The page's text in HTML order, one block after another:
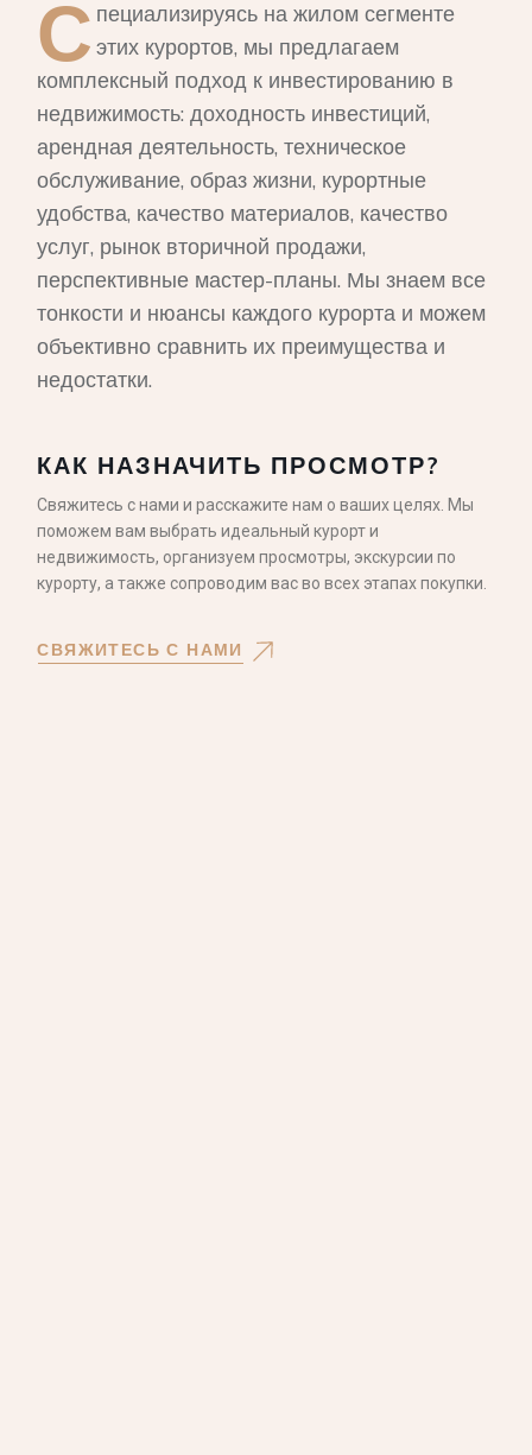
С пециализируясь на жилом сегменте
этих курортов, мы предлагаем
комплексный подход к инвестированию в
недвижимость: доходность инвестиций,
арендная деятельность, техническое
обслуживание, образ жизни, курортные
удобства, качество материалов, качество
услуг, рынок вторичной продажи,
перспективные мастер-планы. Мы знаем все
тонкости и нюансы каждого курорта и можем
объективно сравнить их преимущества и
недостатки.
КАК НАЗНАЧИТЬ ПРОСМОТР?
Свяжитесь с нами и расскажите нам о ваших целях. Мы
поможем вам выбрать идеальный курорт и
недвижимость, организуем просмотры, экскурсии по
курорту, а также сопроводим вас во всех этапах покупки.
СВЯЖИТЕСЬ С НАМИ